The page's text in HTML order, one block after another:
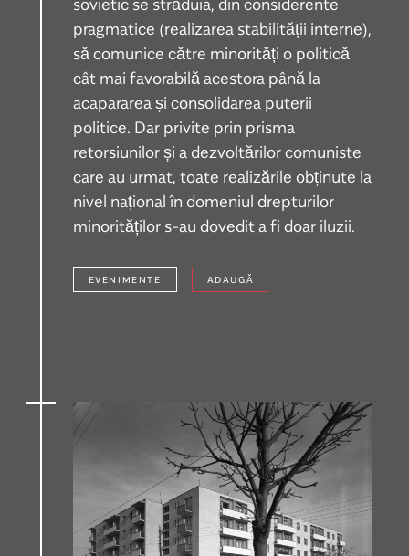
pragmatice (realizarea stabilității interne),
să comunice către minorități o politică
cât mai favorabilă acestora până la
acapararea și consolidarea puterii
politice. Dar privite prin prisma
retorsiunilor și a dezvoltărilor comuniste
care au urmat, toate realizările obținute la
nivel național în domeniul drepturilor
minorităților s-au dovedit a fi doar iluzii.
EVENIMENTE ADAUGĂ